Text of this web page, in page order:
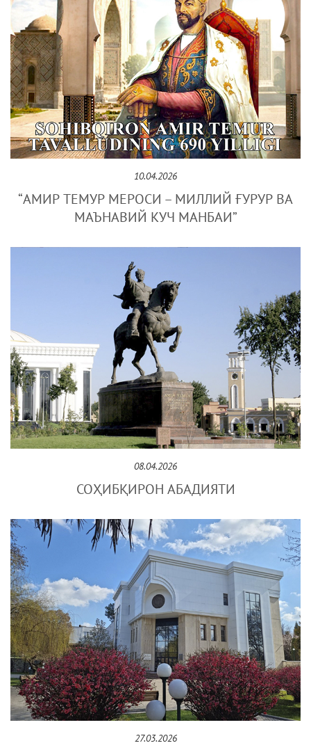
10.04.2026
“АМИР ТЕМУР МЕРОСИ – МИЛЛИЙ ҒУРУР ВА
МАЪНАВИЙ КУЧ МАНБАИ”
08.04.2026
СОҲИБҚИРОН АБАДИЯТИ
27.03.2026